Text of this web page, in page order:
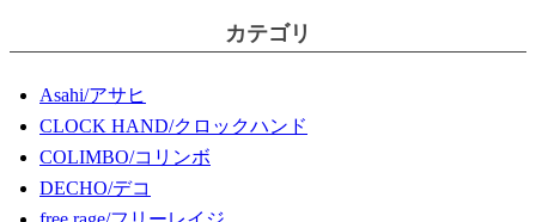
カテゴリ
Asahi/アサヒ
CLOCK HAND/クロックハンド
COLIMBO/コリンボ
DECHO/デコ